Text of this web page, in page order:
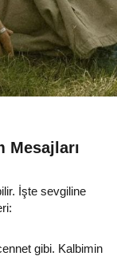
Mesajları
İşte sevgiline
gibi. Kalbimin